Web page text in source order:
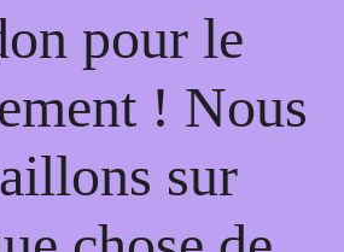
pour le
! Nous
sur